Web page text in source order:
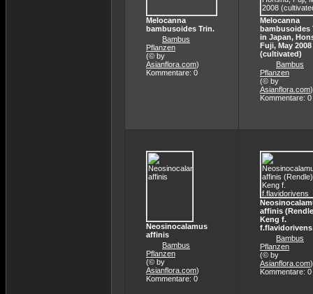
Melocanna
bambusoides Trin.
Bambus
Pflanzen
(© by
Asianflora.com)
Kommentare: 0
Melocanna
bambusoides
in Japan,
Fuji, May 2008
(cultivated)
Bambus
Pflanzen
(© by
Asianflora.com)
Kommentare: 0
Neosinocalamus
affinis
Bambus
Pflanzen
(© by
Asianflora.com)
Kommentare: 0
affinis
Keng f.
f.flavidorivens
Bambus
Pflanzen
(© by
Asianflora.com)
Kommentare: 0